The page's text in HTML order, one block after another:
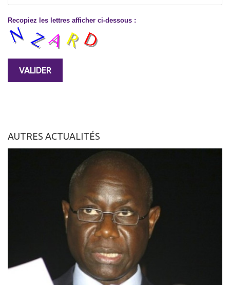
Recopiez les lettres afficher ci-dessous :
AUTRES ACTUALITÉS